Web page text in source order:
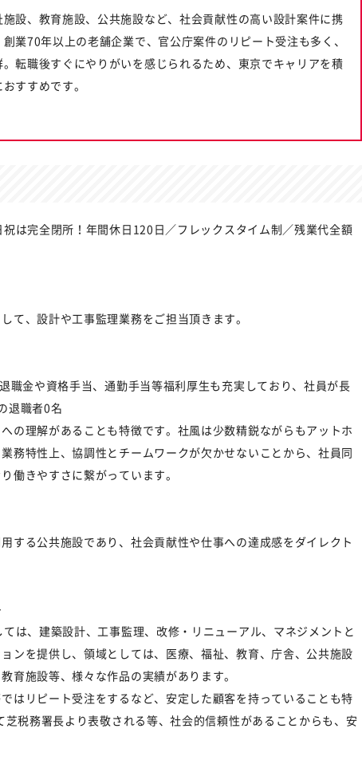
施設、教育施設、公共施設など、社会貢献性の高い設計案件に携
創業70年以上の老舗企業で、官公庁案件のリピート受注も多く、
。転職後すぐにやりがいを感じられるため、東京でキャリアを積
すすめです。
は完全閉所！年間休日120日／フレックスタイム制／残業代全額
て、設計や工事監理業務をご担当頂きます。
職金や資格手当、通勤手当等福利厚生も充実しており、社員が長
退職者0名
の理解があることも特徴です。社風は少数精鋭ながらもアットホ
務特性上、協調性とチームワークが欠かせないことから、社員同
働きやすさに繋がっています。
する公共施設であり、社会貢献性や仕事への達成感をダイレクト
は、建築設計、工事監理、改修・リニューアル、マネジメントと
ンを提供し、領域としては、医療、福祉、教育、庁舎、公共施設
育施設等、様々な作品の実績があります。
はリピート受注をするなど、安定した顧客を持っていることも特
税務署長より表敬される等、社会的信頼性があることからも、安